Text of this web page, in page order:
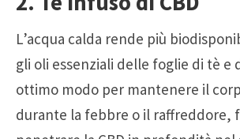
L’acqua calda rende più
gli oli essenziali delle foglie di tè e
ottimo modo per mantenere il
durante la febbre o il raffreddore,